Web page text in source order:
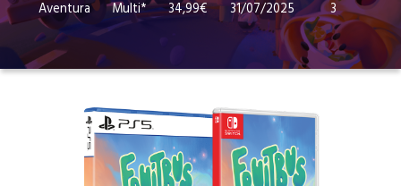
Aventura
Multi*
34,99€
31/07/2025
3
Contacto